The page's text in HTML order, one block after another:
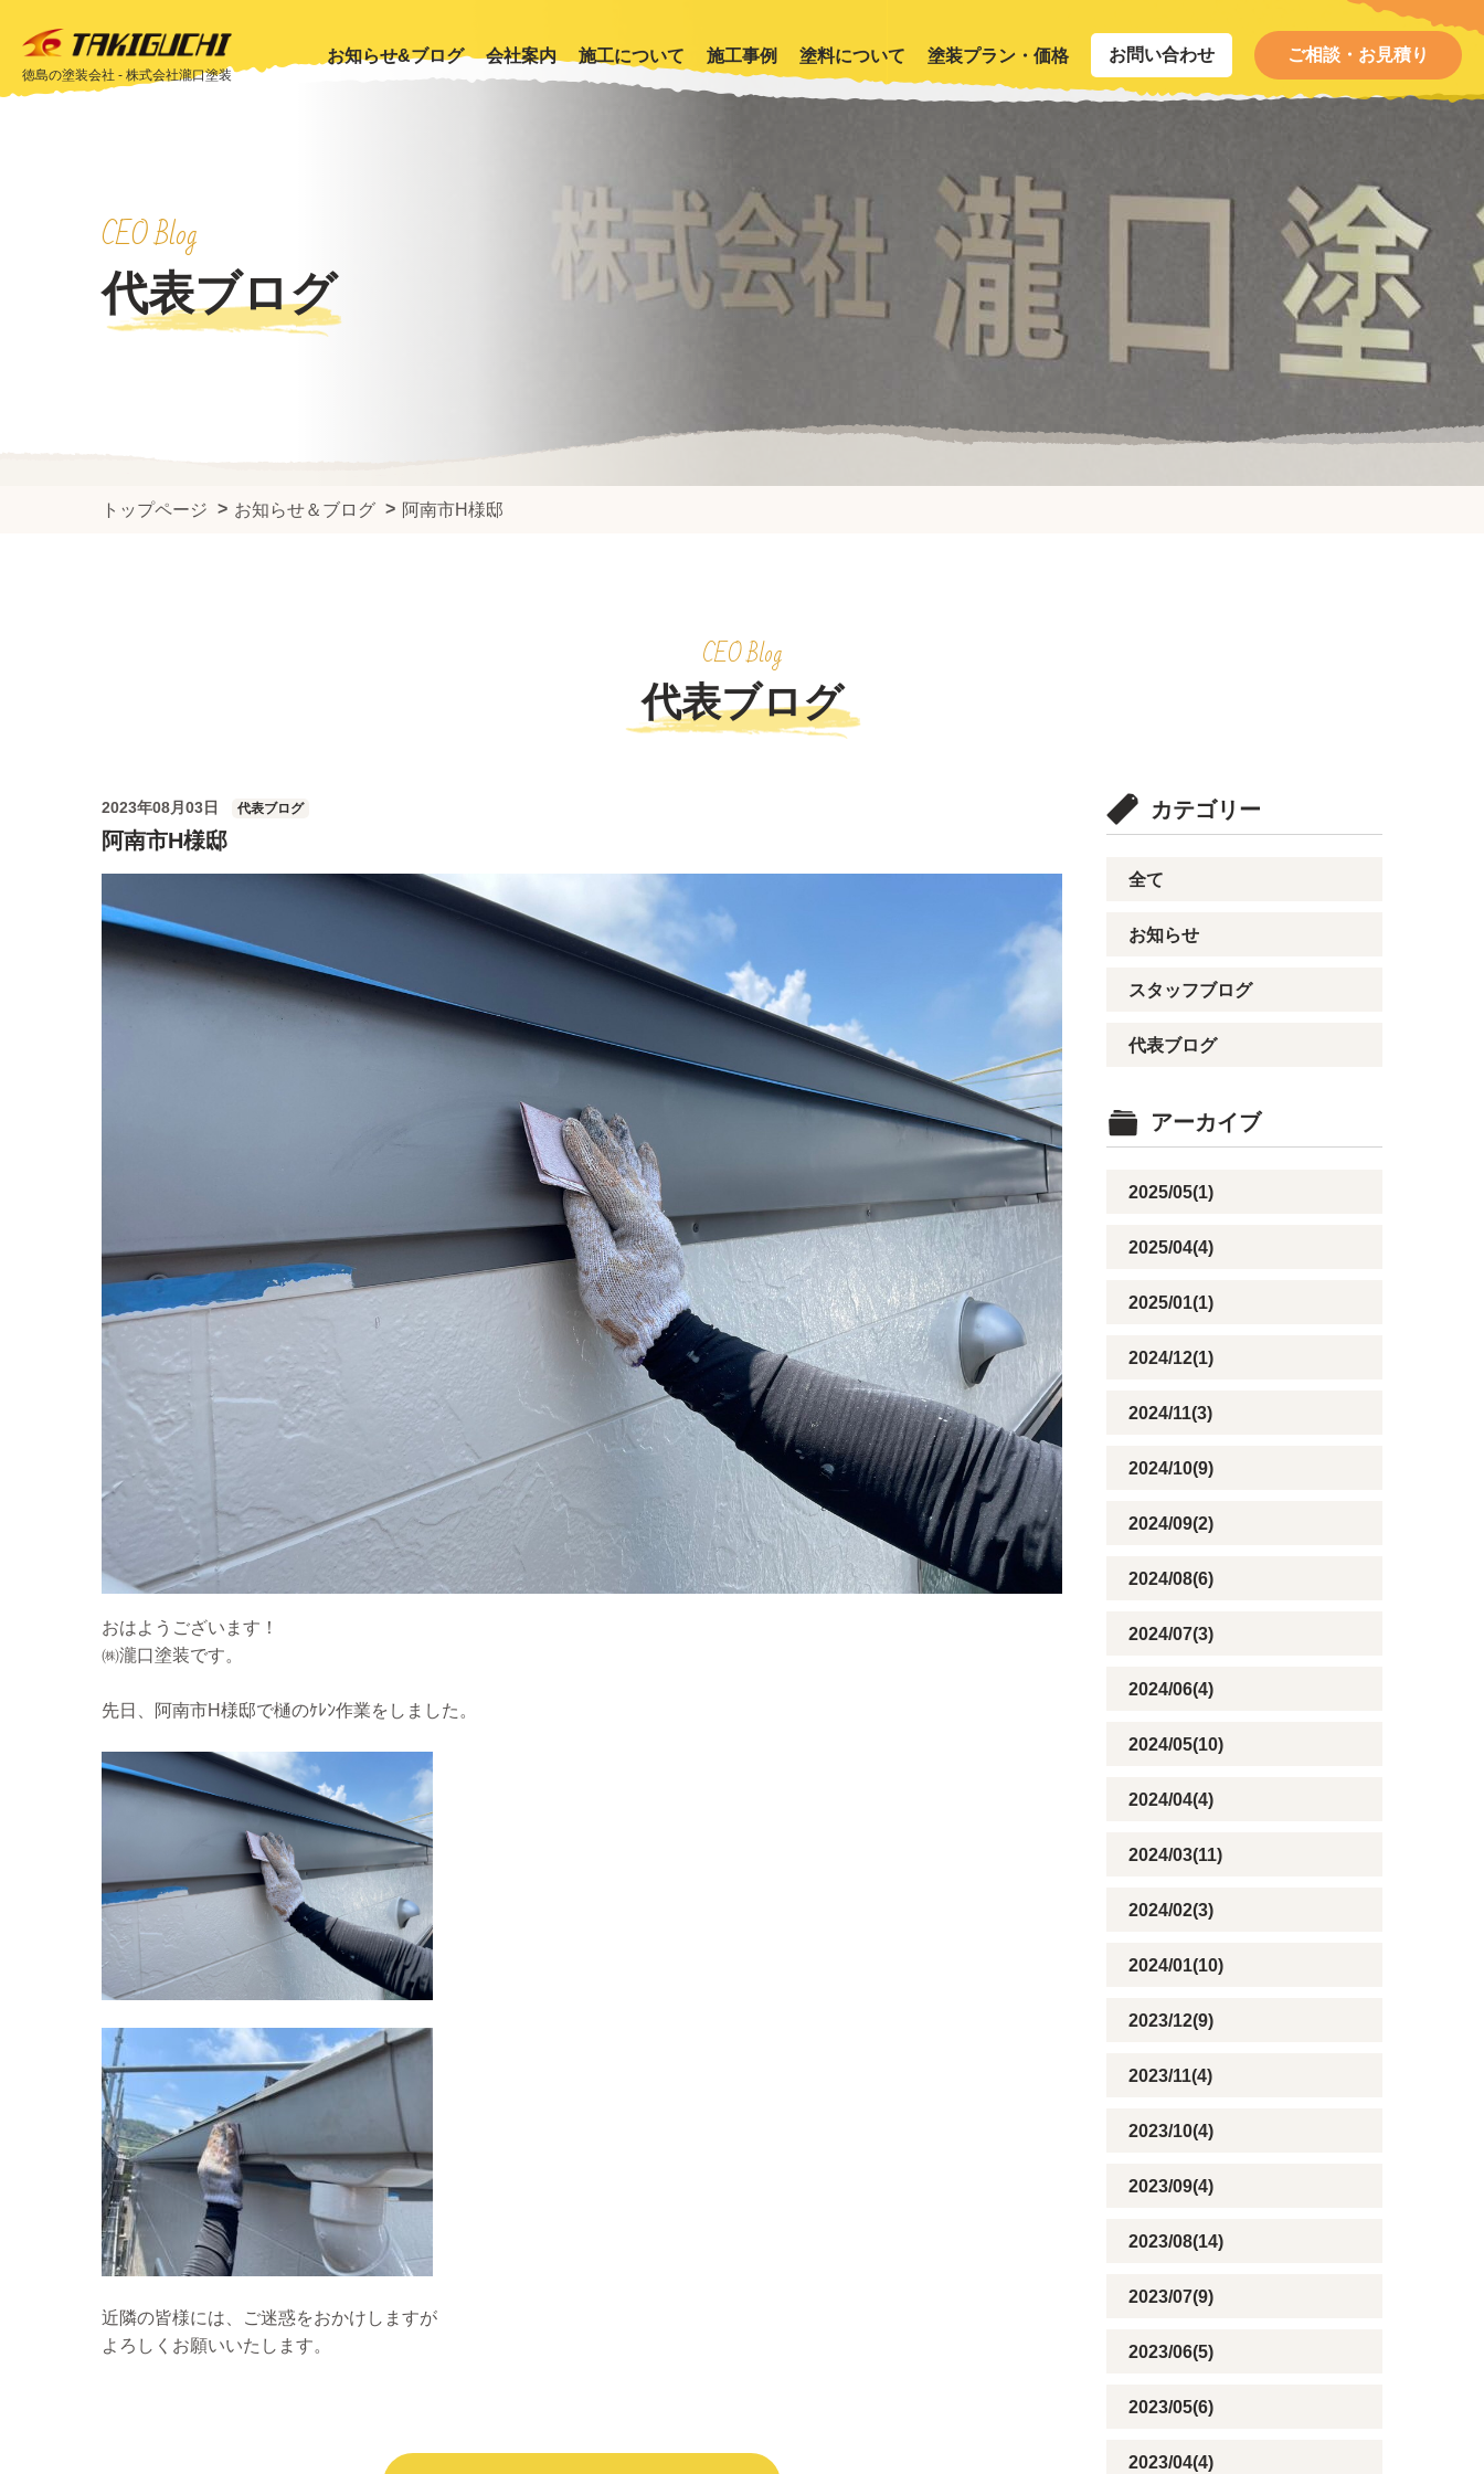
徳島の塗装会社 - 株式会社瀧口塗装
お知らせ&ブログ 会社案内 施工について 施工事例 塗料について 塗装プラン・価格 お問い合わせ ご相談・お見積り
CEO Blog
代表ブログ
トップページ お知らせ＆ブログ 阿南市H様邸
CEO Blog
代表ブログ
カテゴリー
全て
お知らせ
スタッフブログ
代表ブログ
アーカイブ
2025/05(1)
2025/04(4)
2025/01(1)
2024/12(1)
2024/11(3)
2024/10(9)
2024/09(2)
2024/08(6)
2024/07(3)
2024/06(4)
2024/05(10)
2024/04(4)
2024/03(11)
2024/02(3)
2024/01(10)
2023/12(9)
2023/11(4)
2023/10(4)
2023/09(4)
2023/08(14)
2023/07(9)
2023/06(5)
2023/05(6)
2023/04(4)
2023年08月03日 代表ブログ
阿南市H様邸
おはようございます！
㈱瀧口塗装です。
先日、阿南市H様邸で樋のｹﾚﾝ作業をしました。
近隣の皆様には、ご迷惑をおかけしますが
よろしくお願いいたします。